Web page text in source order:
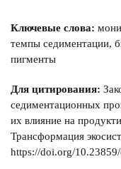
Ключевые слова:
темпы седиментации,
пигменты
Для цитирования:
седиментационных
их влияние на
Трансформация
https://doi.org/